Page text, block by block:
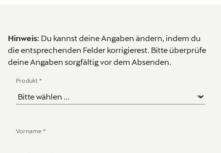
Hinweis: Du kannst deine Angaben ändern, indem du
die entsprechenden Felder korrigierest. Bitte überprüfe
deine Angaben sorgfältig vor dem Absenden.
Betreff
Produkt *
Anrede
Vorname *